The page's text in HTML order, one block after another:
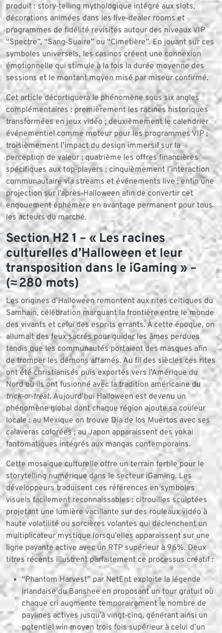
produit : story‑telling mythologique intégré aux slots,
décorations animées dans les live‑dealer rooms et
programmes de fidélité revisités autour des niveaux VIP
“Spectre”, “Sang‐Suaire” ou “Cimetière”. En jouant sur ces
symboles universels, les casinos créent une connexion
émotionnelle qui stimule à la fois la durée moyenne des
sessions et le montant moyen misé par miseur confirmé.
Cet article décortiquera le phénomène sous six angles
complémentaires : premièrement les racines historiques
transformées en jeux vidéo ; deuxièmement le calendrier
événementiel comme moteur pour les programmes VIP ;
troisièmement l’impact du design immersif sur la
perception de valeur ; quatrième les offres financières
spécifiques aux top‑players ; cinquièmement l’interaction
communautaire via streams et événements live ; enfin une
projection sur l’après‑Halloween afin de convertir cet
engouement éphémère en avantage permanent pour tous
les acteurs du marché.
Section H2 1 – « Les racines
culturelles d’Halloween et leur
transposition dans le iGaming » –
(≈ 280 mots)
Les origines d’Halloween remontent aux rites celtiques du
Samhain, célébration marquant la frontière entre le monde
des vivants et celui des esprits errants. À cette époque, on
allumait des feux sacrés pour guider les âmes perdues
tandis que les communautés portaient des masques afin
de tromper les démons affamés. Au fil des siècles ces rites
ont été christianisés puis exportés vers l’Amérique du
Nord où ils ont fusionné avec la tradition américaine du
trick‑or‑treat. Aujourd’hui Halloween est devenu un
phénomène global dont chaque région ajoute sa couleur
locale : au Mexique on trouve Día de los Muertos avec ses
calaveras colorées ; au Japon apparaissent des yokai
fantomatiques intégrés aux mangas contemporains.
Cette mosaïque culturelle offre un terrain fertile pour le
storytelling numérique dans le secteur iGaming. Les
développeurs traduisent ces références en symboles
visuels facilement reconnaissables : citrouilles sculptées
projetant une lumière vacillante sur des rouleaux vidéo à
haute volatilité ou sorcières volantes qui déclenchent un
multiplicateur mystique lorsqu’elles apparaissent sur une
ligne payante active avec un RTP supérieur à 96%. Deux
titres récents illustrent parfaitement ce processus créatif :
“Phantom Harvest” par NetEnt exploite la légende
irlandaise du Banshee en proposant un tour gratuit où
chaque cri augmente temporairement le nombre de
paylines actives jusqu’à vingt‑cinq, générant ainsi un
potentiel win moyen trois fois supérieur à celui d’un